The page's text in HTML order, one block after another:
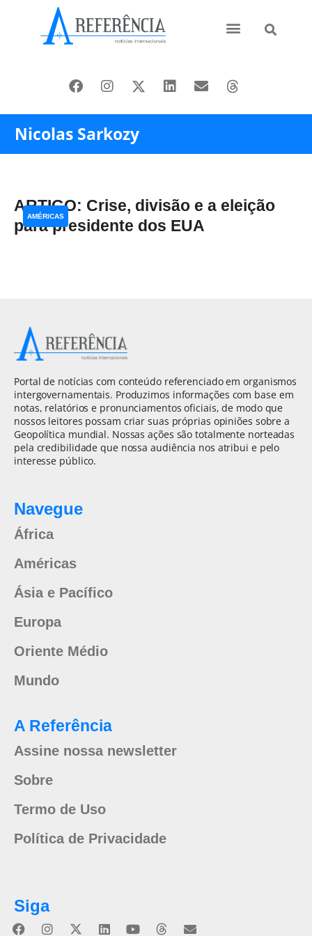
Nicolas Sarkozy
ARTIGO: Crise, divisão e a eleição
para presidente dos EUA
AMÉRICAS
Portal de notícias com conteúdo referenciado em organismos
intergovernamentais. Produzimos informações com base em
notas, relatórios e pronunciamentos oficiais, de modo que
nossos leitores possam criar suas próprias opiniões sobre a
Geopolítica mundial. Nossas ações são totalmente norteadas
pela credibilidade que nossa audiência nos atribui e pelo
interesse público.
Navegue
África
Américas
Ásia e Pacífico
Europa
Oriente Médio
Mundo
A Referência
Assine nossa newsletter
Sobre
Termo de Uso
Política de Privacidade
Siga